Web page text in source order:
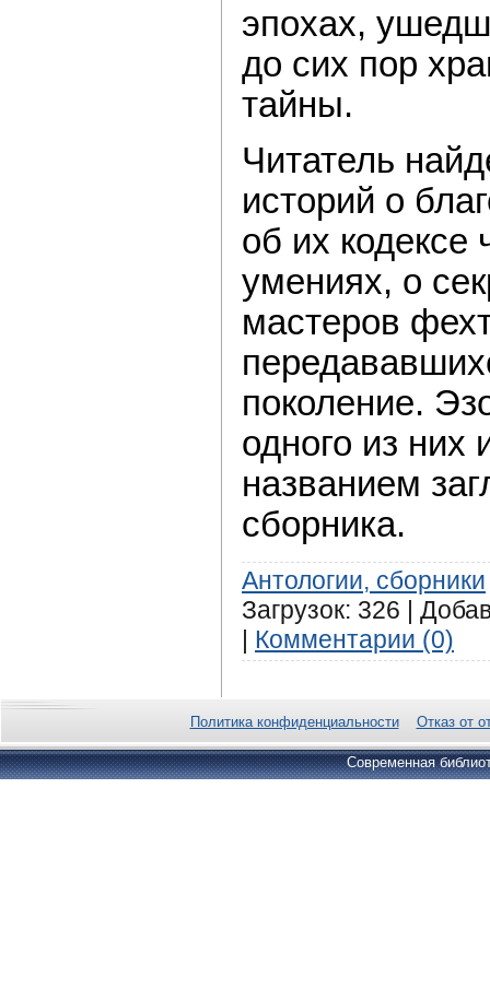
эпохах,
до сих пор
тайны.
Читатель
историй о
об их кодексе
умениях, о
мастеров
поколение.
одного из них
названием
сборника.
Антологии, сборники
Загрузок: 326 |
| Комментарии (0)
Политика конфиденциальности Отказ от
Современная